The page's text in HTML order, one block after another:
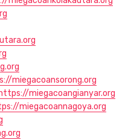
miegacoansorong.org
https://miegacoangianyar.org
miegacoannagoya.org